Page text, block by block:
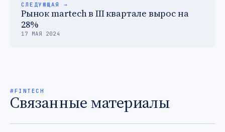
СЛЕДУЮЩАЯ →
Рынок martech в III квартале вырос на
28%
17 МАЯ 2024
#FINTECH
Связанные материалы